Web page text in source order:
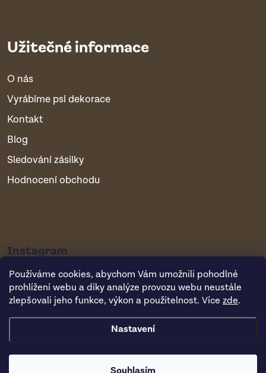
Používáme cookies, abychom Vám umožnili pohodlné
prohlížení webu a díky analýze provozu webu neustále
zlepšovali jeho funkce, výkon a použitelnost. Více zde.
Nastavení
Užitečné informace
O nás
Vyrábíme psí dekorace
Kontakt
Blog
Sledování zásilky
Hodnocení obchodu
Instagram
Copyright 2026Vsepropejska.cz. Všechna práva vyhrazena.